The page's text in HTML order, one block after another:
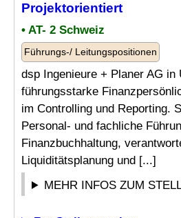
Projektorientiert
• AT- 2 Schweiz
Führungs-/ Leitungspositionen
dsp Ingenieure + Planer AG in
führungsstarke
im Controlling und Reporting.
Personal- und fachliche
Finanzbuchhaltung,
Liquiditätsplanung und [...]
MEHR INFOS ZUM